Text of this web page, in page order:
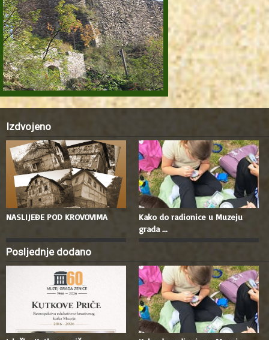
Izdvojeno
NASLIJEĐE POD KROVOVIMA
Kako do radionice u Muzeju
grada ...
Posljednje dodano